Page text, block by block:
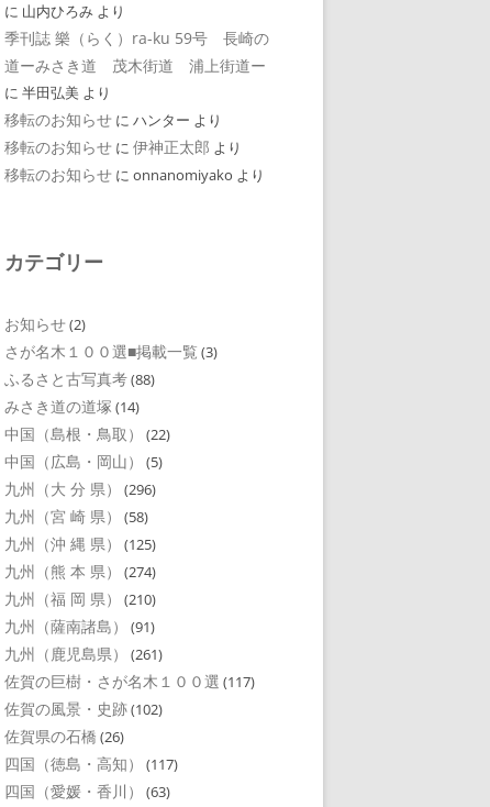
に 山内ひろみ より
季刊誌 樂（らく）ra-ku 59号 長崎の
道ーみさき道 茂木街道 浦上街道ー
に 半田弘美 より
移転のお知らせ に ハンター より
移転のお知らせ に 伊神正太郎 より
移転のお知らせ に onnanomiyako より
カテゴリー
お知らせ(2)
さが名木１００選■掲載一覧 (3)
ふるさと古写真考(88)
みさき道の道塚 (14)
中国（島根・鳥取） (22)
中国（広島・岡山） (5)
九州（大 分 県） (296)
九州（宮 崎 県） (58)
九州（沖 縄 県） (125)
九州（熊 本 県） (274)
九州（福 岡 県） (210)
九州（薩南諸島） (91)
九州（鹿児島県） (261)
佐賀の巨樹・さが名木１００選 (117)
佐賀の風景・史跡(102)
佐賀県の石橋 (26)
四国（徳島・高知） (117)
四国（愛媛・香川） (63)